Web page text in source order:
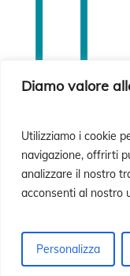
Diamo valore
Utilizziamo i cookie
navigazione, offrirti
analizzare il nostro
acconsenti al nostro
Personalizza